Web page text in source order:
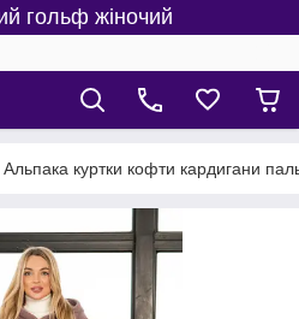
гольф жіночий
Альпака куртки кофти кардигани